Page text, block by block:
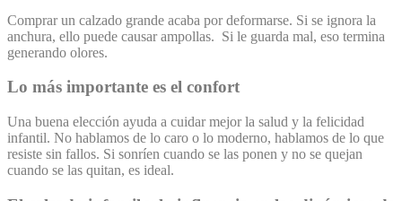
Comprar un calzado grande acaba por deformarse. Si se ignora la
anchura, ello puede causar ampollas. Si le guarda mal, eso termina
generando olores.
Lo más importante es el confort
Una buena elección ayuda a cuidar mejor la salud y la felicidad
infantil. No hablamos de lo caro o lo moderno, hablamos de lo que
resiste sin fallos. Si sonríen cuando se las ponen y no se quejan
cuando se las quitan, es ideal.